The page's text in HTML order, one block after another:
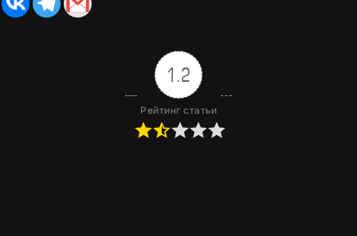
1.2
Рейтинг статьи